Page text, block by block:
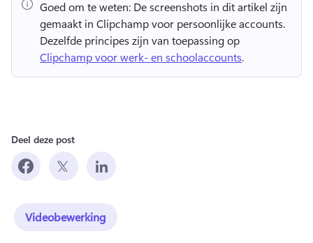
Goed om te weten: De screenshots in dit artikel zijn
Clipchamp voor werk- en schoolaccounts.
Deel deze post
Videobewerking